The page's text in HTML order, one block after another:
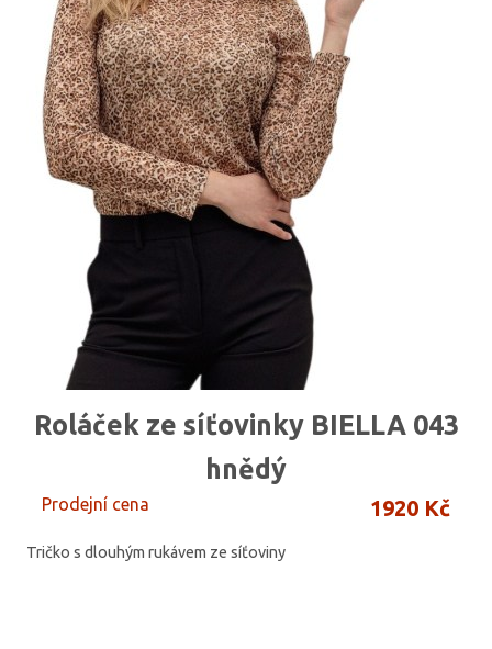
Roláček ze síťovinky BIELLA 043
hnědý
Prodejní cena 1920 Kč
Tričko s dlouhým rukávem ze síťoviny